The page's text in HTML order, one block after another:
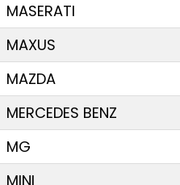
MASERATI
MAXUS
MAZDA
MERCEDES BENZ
MG
MINI